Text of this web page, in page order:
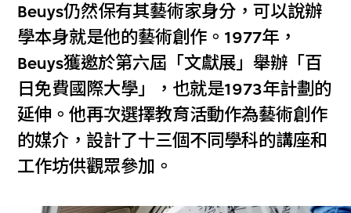
Beuys仍然保有其藝術家身分，可以說辦
學本身就是他的藝術創作。1977年，
Beuys獲邀於第六屆「文獻展」舉辦「百
日免費國際大學」，也就是1973年計劃的
延伸。他再次選擇教育活動作為藝術創作
的媒介，設計了十三個不同學科的講座和
工作坊供觀眾參加。